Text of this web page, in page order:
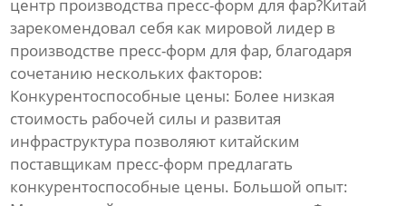
центр производства пресс-форм для фар?Китай
зарекомендовал себя как мировой лидер в
производстве пресс-форм для фар, благодаря
сочетанию нескольких факторов:
Конкурентоспособные цены: Более низкая
стоимость рабочей силы и развитая
инфраструктура позволяют китайским
поставщикам пресс-форм предлагать
конкурентоспособные цены. Большой опыт: